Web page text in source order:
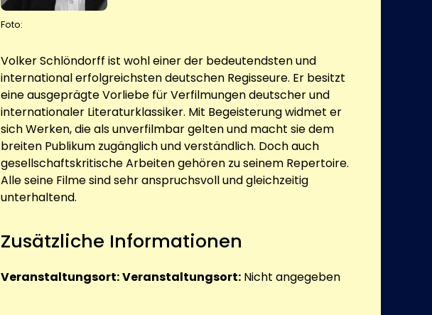
Foto:
Volker Schlöndorff ist wohl einer der bedeutendsten und
international erfolgreichsten deutschen Regisseure. Er besitzt
eine ausgeprägte Vorliebe für Verfilmungen deutscher und
internationaler Literaturklassiker. Mit Begeisterung widmet er
sich Werken, die als unverfilmbar gelten und macht sie dem
breiten Publikum zugänglich und verständlich. Doch auch
gesellschaftskritische Arbeiten gehören zu seinem Repertoire.
Alle seine Filme sind sehr anspruchsvoll und gleichzeitig
unterhaltend.
Zusätzliche Informationen
Veranstaltungsort:Veranstaltungsort: Nicht angegeben